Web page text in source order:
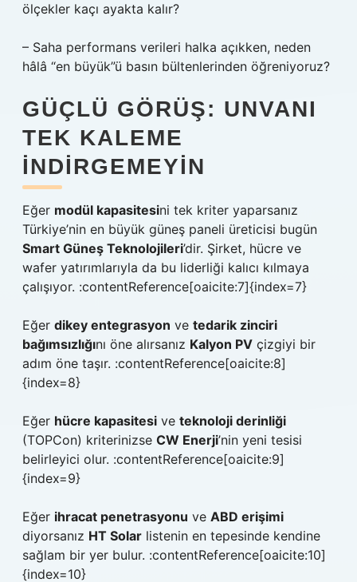
ölçekler kaçı ayakta kalır?
– Saha performans verileri halka açıkken, neden
hâlâ “en büyük”ü basın bültenlerinden öğreniyoruz?
GÜÇLÜ GÖRÜŞ: UNVANI
TEK KALEME
INDIRGEMEYIN
Eğer modül kapasitesini tek kriter yaparsanız
Türkiye’nin en büyük güneş paneli üreticisi bugün
Smart Güneş Teknolojileri’dir. Şirket, hücre ve
wafer yatırımlarıyla da bu liderliği kalıcı kılmaya
çalışıyor. :contentReference[oaicite:7]{index=7}
Eğer dikey entegrasyon ve tedarik zinciri
bağımsızlığını öne alırsanız Kalyon PV çizgiyi bir
adım öne taşır. :contentReference[oaicite:8]
{index=8}
Eğer hücre kapasitesi ve teknoloji derinliği
(TOPCon) kriterinizse CW Enerji’nin yeni tesisi
belirleyici olur. :contentReference[oaicite:9]
{index=9}
Eğer ihracat penetrasyonu ve ABD erişimi
diyorsanız HT Solar listenin en tepesinde kendine
sağlam bir yer bulur. :contentReference[oaicite:10]
{index=10}